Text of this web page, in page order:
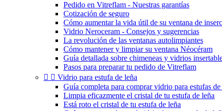
Pedido en Vitreflam - Nuestras garantías
Cotización de seguro
Cómo aumentar la vida útil de su ventana de
Vidrio Neroceram - Consejos y sugerencias
La revolución de las ventanas autolimpiantes
Cómo mantener y limpiar su ventana Néocéram
Guía detallada sobre chimeneas y vidrios
Pasos para preparar tu pedido de Vitreflam
  Vidrio para estufa de leña
Guía completa para comprar vidrio para estufas de
Limpia eficazmente el cristal de tu estufa de leña
Está roto el cristal de tu estufa de leña